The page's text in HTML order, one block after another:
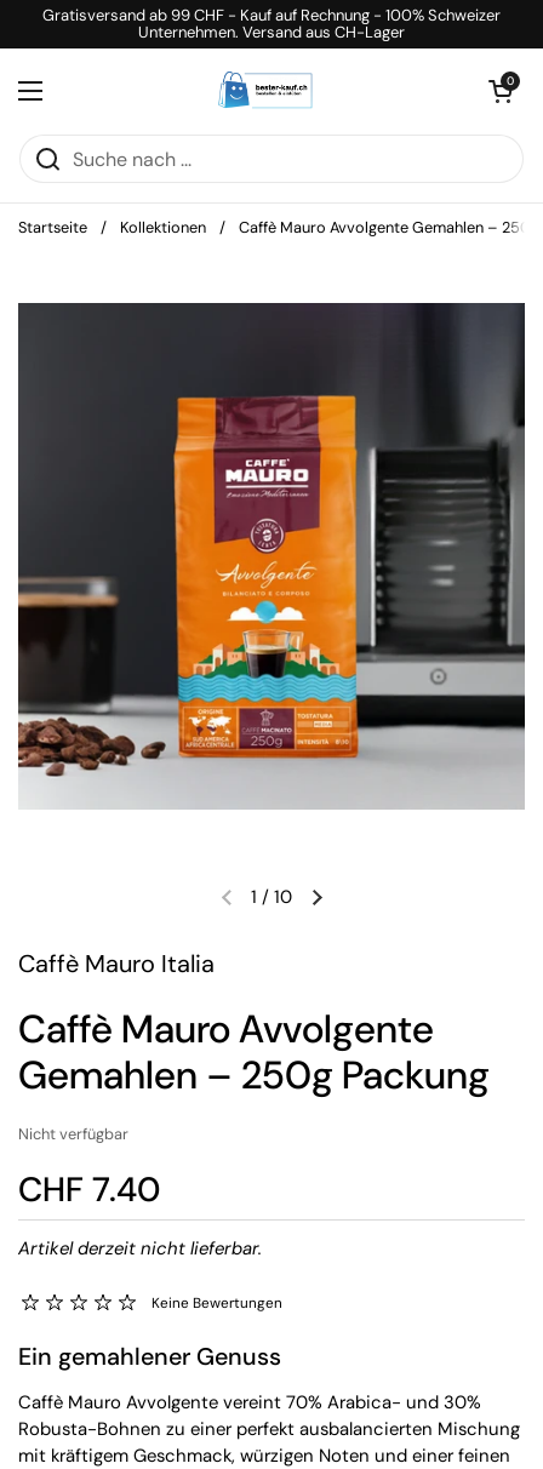
Zum Inhalt springen
Gratisversand ab 99 CHF - Kauf auf Rechnung - 100% Schweizer
Unternehmen. Versand aus CH-Lager
Menü öffnen
Warenkorb
0
Startseite / Kollektionen / Caffè Mauro Avvolgente Gemahlen – 250g
1 / 10
Caffè Mauro Italia
Caffè Mauro Avvolgente
Gemahlen – 250g Packung
Nicht verfügbar
CHF 7.40
Artikel derzeit nicht lieferbar.
Keine Bewertungen
Ein gemahlener Genuss
Caffè Mauro Avvolgente vereint 70% Arabica- und 30%
Robusta-Bohnen zu einer perfekt ausbalancierten Mischung
mit kräftigem Geschmack, würzigen Noten und einer feinen